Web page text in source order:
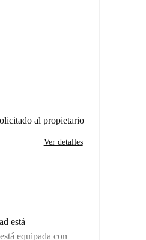
al propietario
Ver detalles
está
equipada con